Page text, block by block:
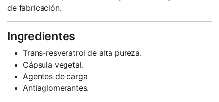
de fabricación.
Ingredientes
Trans-resveratrol de alta pureza.
Cápsula vegetal.
Agentes de carga.
Antiaglomerantes.